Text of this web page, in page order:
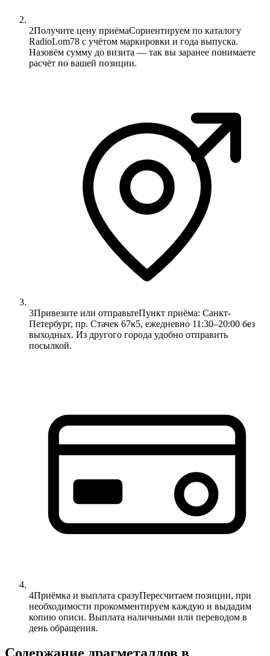
2Получите цену приёмаСориентируем по каталогу
RadioLom78 с учётом маркировки и года выпуска.
Назовём сумму до визита — так вы заранее понимаете
расчёт по вашей позиции.
3Привезите или отправьтеПункт приёма: Санкт-
Петербург, пр. Стачек 67к5, ежедневно 11:30–20:00 без
выходных. Из другого города удобно отправить
посылкой.
4Приёмка и выплата сразуПересчитаем позиции, при
необходимости прокомментируем каждую и выдадим
копию описи. Выплата наличными или переводом в
день обращения.